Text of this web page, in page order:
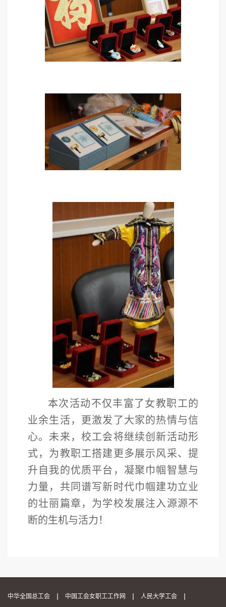
本次活动不仅丰富了女教职工的
业余生活，更激发了大家的热情与信
心。未来，校工会将继续创新活动形
式，为教职工搭建更多展示风采、提
升自我的优质平台，凝聚巾帼智慧与
力量，共同谱写新时代巾帼建功立业
的壮丽篇章，为学校发展注入源源不
断的生机与活力！
中华全国总工会 中国工会女职工工作网 人民大学工会